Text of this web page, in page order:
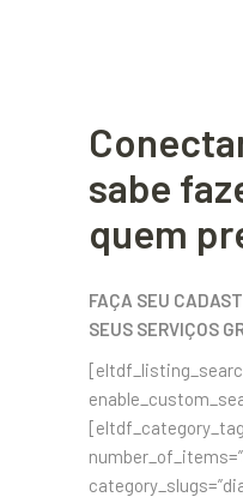
sabe
quem
FAÇA SEU
SEUS SERVIÇOS